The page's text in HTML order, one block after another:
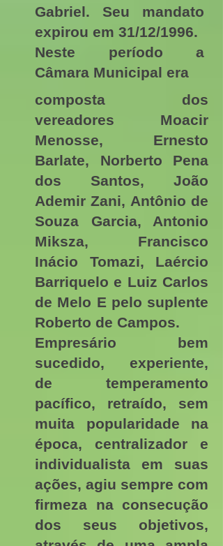
Gabriel. Seu mandato
expirou em 31/12/1996.
Neste período a
Câmara Municipal era
composta dos
vereadores Moacir
Menosse, Ernesto
Barlate, Norberto Pena
dos Santos, João
Ademir Zani, Antônio de
Souza Garcia, Antonio
Miksza, Francisco
Inácio Tomazi, Laércio
Barriquelo e Luiz Carlos
de Melo E pelo suplente
Roberto de Campos.
Empresário bem
sucedido, experiente,
de temperamento
pacífico, retraído, sem
muita popularidade na
época, centralizador e
individualista em suas
ações, agiu sempre com
firmeza na consecução
dos seus objetivos,